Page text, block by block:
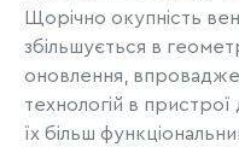
Щорічно окупність
збільшується в
оновлення,
технологій в
їх більш